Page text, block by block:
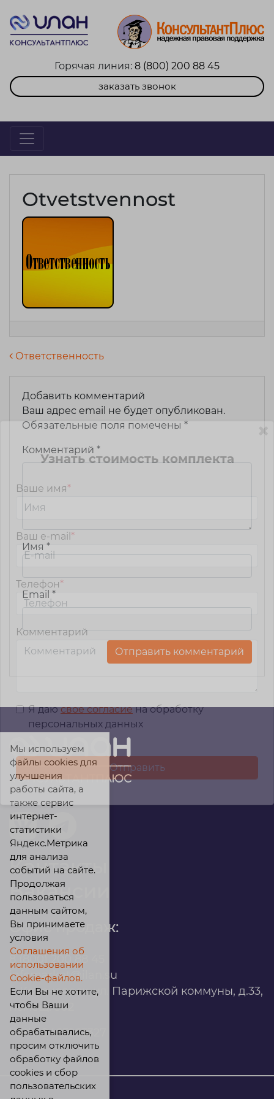
Горячая линия: 8 (800) 200 88 45
заказать звонок
Otvetstvennost
Навигация по записям
Ответственность
Добавить комментарий
Ваш адрес email не будет опубликован.
Обязательные поля помечены *
Комментарий *
Имя *
Email *
Контакты
Вакансии
Офис продаж:
infomarket@ilan.su
г. Красноярск, ул. Парижской коммуны, д.33,
помещ. 302
ИНН: 2465263327
Узнать стоимость комплекта
Ваше имя*
Ваш e-mail *
Телефон*
Комментарий
Я даюсвое согласиена обработку
персональных данных
Мы используем
файлы cookies для
улучшения
работы сайта, а
также сервис
интернет-
статистики
Яндекс.Метрика
для анализа
событий на сайте.
Продолжая
пользоваться
данным сайтом,
Вы принимаете
условия
Соглашения об
использовании
Cookie-файлов.
Если Вы не хотите,
чтобы Ваши
данные
обрабатывались,
просим отключить
обработку файлов
cookies и сбор
пользовательских